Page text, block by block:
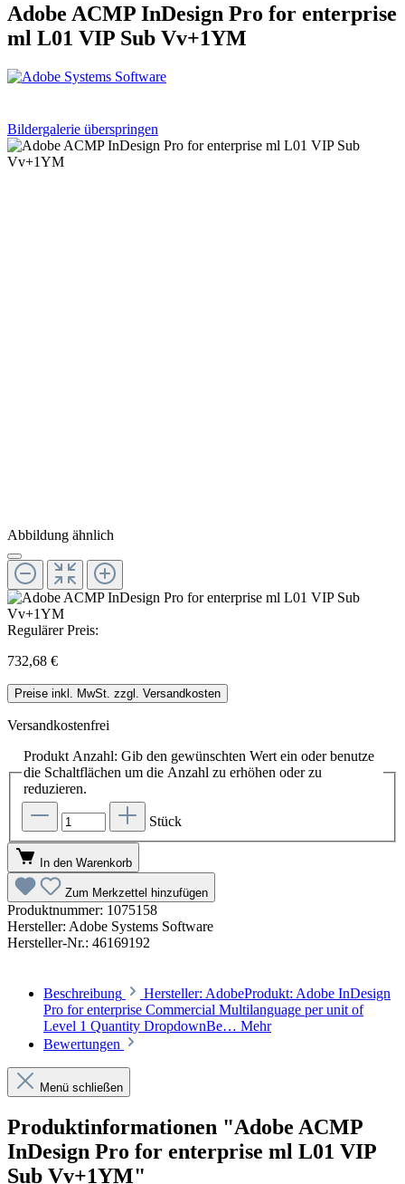
Adobe ACMP InDesign Pro for enterprise
ml L01 VIP Sub Vv+1YM
Bildergalerie überspringen
Abbildung ähnlich
Regulärer Preis:
732,68 €
Preise inkl. MwSt. zzgl. Versandkosten
Versandkostenfrei
Produkt Anzahl: Gib den gewünschten Wert ein oder benutze
die Schaltflächen um die Anzahl zu erhöhen oder zu
reduzieren.
Stück
In den Warenkorb
Zum Merkzettel hinzufügen
Produktnummer: 1075158
Hersteller: Adobe Systems Software
Hersteller-Nr.: 46169192
Beschreibung
Hersteller: AdobeProdukt: Adobe InDesign
Pro for enterprise Commercial Multilanguage per unit of
Level 1 Quantity DropdownBe… Mehr
Bewertungen
Menü schließen
Produktinformationen "Adobe ACMP
InDesign Pro for enterprise ml L01 VIP
Sub Vv+1YM"